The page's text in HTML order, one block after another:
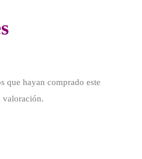
que hayan comprado este
valoración.